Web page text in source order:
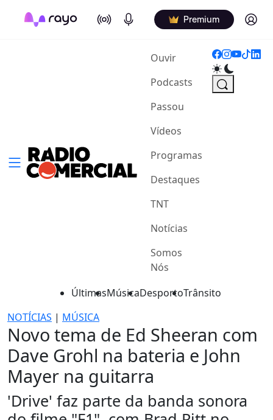
On Air Podcasts Premium Log in
Ouvir(current)
Podcasts
Passou
Vídeos
Programas
Destaques
TNT
Notícias
Somos
Nós
ÚltimasMúsicaDesportoTrânsito
NOTÍCIAS | MÚSICA
Novo tema de Ed Sheeran com
Dave Grohl na bateria e John
Mayer na guitarra
'Drive' faz parte da banda sonora